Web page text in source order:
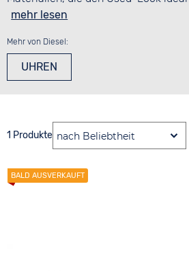
mehr lesen
Mehr von Diesel:
UHREN
1 Produkte